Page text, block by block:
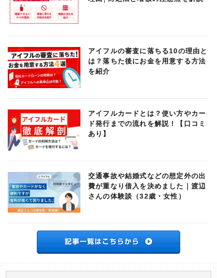
アイフルの審査に落ちる10の理由と
は？落ちた後にお金を用意する方法
を紹介
アイフルカードとは？使い方やカー
ド発行までの流れを解説！【口コミ
あり】
交通事故や結婚式などの想定外の出
費が重なり借入を決めました｜渡辺
さんの体験談（32歳・女性）